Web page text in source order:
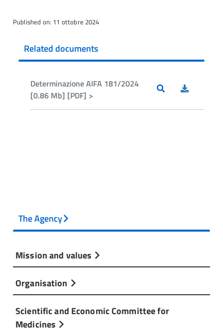
Published on: 11 ottobre 2024
Related documents
Determinazione AIFA 181/2024
[0.86 Mb] [PDF] >
The Agency
Mission and values
Organisation
Scientific and Economic Committee for
Medicines